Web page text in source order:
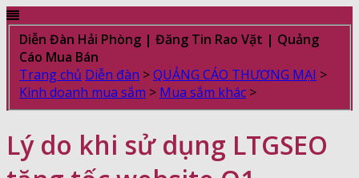
Diễn Đàn Hải Phòng | Đăng Tin Rao Vặt | Quảng
Cáo Mua Bán
Trang chủ Diễn đàn >QUẢNG CÁO THƯƠNG MẠI >
Kinh doanh mua sắm > Mua sắm khác >
Lý do khi sử dụng LTGSEO